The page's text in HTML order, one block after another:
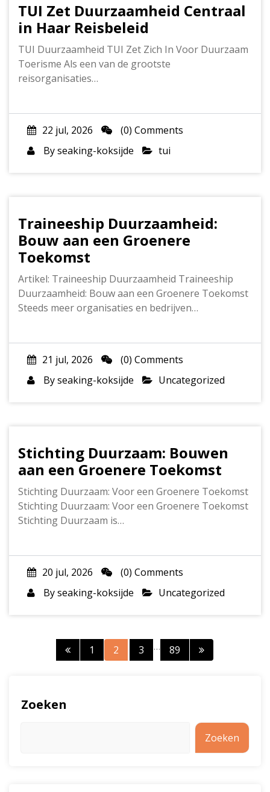
TUI Zet Duurzaamheid Centraal
in Haar Reisbeleid
TUI Duurzaamheid TUI Zet Zich In Voor Duurzaam
Toerisme Als een van de grootste
reisorganisaties…
22 jul, 2026
(0) Comments
Byseaking-koksijde tui
Traineeship Duurzaamheid:
Bouw aan een Groenere
Toekomst
Artikel: Traineeship Duurzaamheid Traineeship
Duurzaamheid: Bouw aan een Groenere Toekomst
Steeds meer organisaties en bedrijven…
21 jul, 2026
(0) Comments
Byseaking-koksijde Uncategorized
Stichting Duurzaam: Bouwen
aan een Groenere Toekomst
Stichting Duurzaam: Voor een Groenere Toekomst
Stichting Duurzaam: Voor een Groenere Toekomst
Stichting Duurzaam is…
20 jul, 2026
(0) Comments
Byseaking-koksijde Uncategorized
Berichtnavigatie
1 2 3 … 89
Zoeken
Zoeken